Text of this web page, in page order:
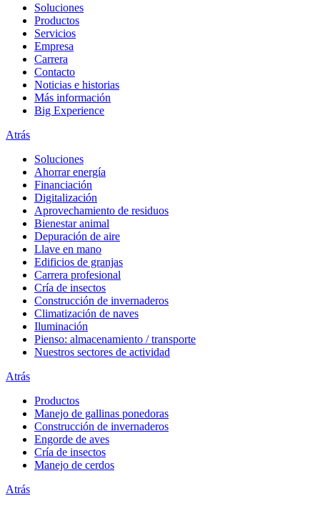
Soluciones
Productos
Servicios
Empresa
Carrera
Contacto
Noticias e historias
Más información
Big Experience
Atrás
Soluciones
Ahorrar energía
Financiación
Digitalización
Aprovechamiento de residuos
Bienestar animal
Depuración de aire
Llave en mano
Edificios de granjas
Carrera profesional
Cría de insectos
Construcción de invernaderos
Climatización de naves
Iluminación
Pienso: almacenamiento / transporte
Nuestros sectores de actividad
Atrás
Productos
Manejo de gallinas ponedoras
Construcción de invernaderos
Engorde de aves
Cría de insectos
Manejo de cerdos
Atrás